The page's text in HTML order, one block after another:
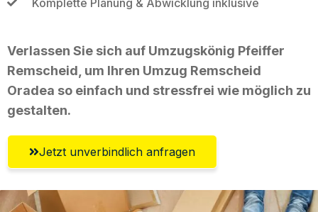
Verlassen Sie sich auf Umzugskönig Pfeiffer
Remscheid, um Ihren Umzug Remscheid
Oradea so einfach und stressfrei wie möglich zu
gestalten.
Jetzt unverbindlich anfragen